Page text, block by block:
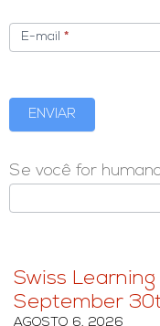
E-mail *
ENVIAR
Se você for
Swiss Learning
September
AGOSTO 6, 2026